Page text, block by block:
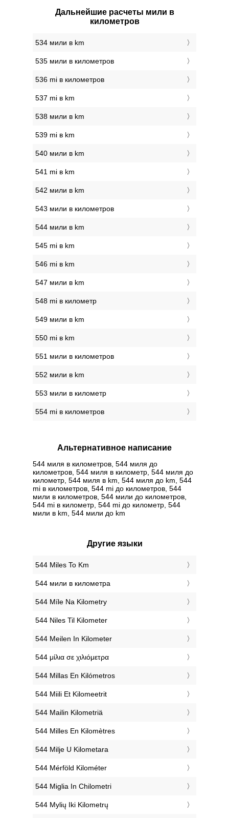
Дальнейшие расчеты мили в
километров
534 мили в km
535 мили в километров
536 mi в километров
537 mi в km
538 мили в km
539 mi в km
540 мили в km
541 mi в km
542 мили в km
543 мили в километров
544 мили в km
545 mi в km
546 mi в km
547 мили в km
548 mi в километр
549 мили в km
550 mi в km
551 мили в километров
552 мили в km
553 мили в километр
554 mi в километров
Альтернативное написание
544 миля в километров, 544 миля до
километров, 544 миля в километр, 544 миля до
километр, 544 миля в km, 544 миля до km, 544
mi в километров, 544 mi до километров, 544
мили в километров, 544 мили до километров,
544 mi в километр, 544 mi до километр, 544
мили в km, 544 мили до km
Другие языки
‎544 Miles To Km
‎544 мили в километра
‎544 Míle Na Kilometry
‎544 Niles Til Kilometer
‎544 Meilen In Kilometer
‎544 μίλια σε χιλιόμετρα
‎544 Millas En Kilómetros
‎544 Miili Et Kilomeetrit
‎544 Mailin Kilometriä
‎544 Milles En Kilomètres
‎544 Milje U Kilometara
‎544 Mérföld Kilométer
‎544 Miglia In Chilometri
‎544 Mylių Iki Kilometrų